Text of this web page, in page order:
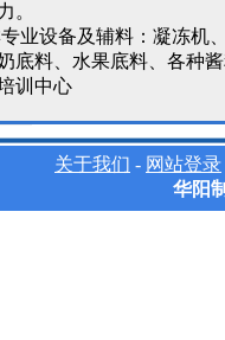
。
业设备及辅料：凝冻机
底料、水果底料、各种
训中心
关于我们 - 网站登录
华阳